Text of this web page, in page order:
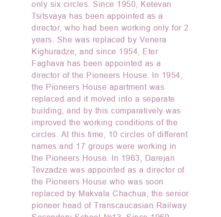
only six circles. Since 1950, Ketevan
Tsitsvaya has been appointed as a
director, who had been working only for 2
years. She was replaced by Venera
Kighuradze, and since 1954, Eter
Faghava has been appointed as a
director of the Pioneers House. In 1954,
the Pioneers House apartment was
replaced and it moved into a separate
building, and by this comparatively was
improved the working conditions of the
circles. At this time, 10 circles of different
names and 17 groups were working in
the Pioneers House. In 1963, Darejan
Tevzadze was appointed as a director of
the Pioneers House who was soon
replaced by Makvala Chachua, the senior
pioneer head of Transcaucasian Railway